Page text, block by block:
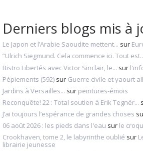
Derniers blogs mis à
Le Japon et l’Arabie Saoudite mettent... sur
”Ulrich Siegmund. Cela commence ici. Tout
Bistro Libertés avec Victor Sinclair, le... sur
Pépiements (592) sur Guerre civile et yaourt
Jardins à Versailles... sur peintures-émois
Reconquête! 22 : Total soutien à Erik Tegnér...
J’ai toujours l’espérance de grandes choses
06 août 2026 : les pieds dans l'eau sur le
Crookhaven, tome 2, le labyrinthe oublié sur
librairie jeunesse